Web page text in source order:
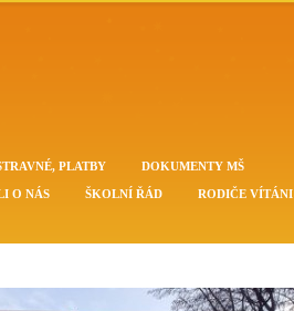
PLATBY DOKUMENTY MŠ
O NÁS ŠKOLNÍ ŘÁD RODIČE VÍTÁNI